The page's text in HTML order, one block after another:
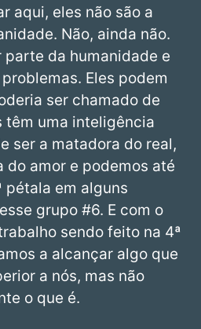
aqui, eles não são a
Não, ainda não.
parte da humanidade e
Eles podem
ser chamado de
têm uma inteligência
ser a matadora do real,
do amor e podemos até
pétala em alguns
grupo #6. E com o
sendo feito na 4ª
a alcançar algo que
a nós, mas não
o que é.